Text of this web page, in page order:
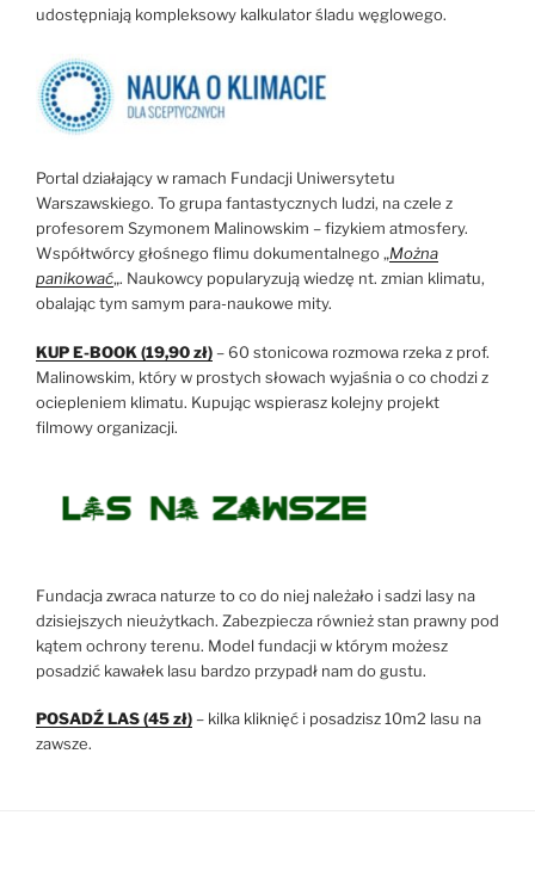
udostępniają kompleksowy kalkulator śladu węglowego.
Portal działający w ramach Fundacji Uniwersytetu
Warszawskiego. To grupa fantastycznych ludzi, na czele z
profesorem Szymonem Malinowskim – fizykiem atmosfery.
Współtwórcy głośnego flimu dokumentalnego „Można
panikować„. Naukowcy popularyzują wiedzę nt. zmian klimatu,
obalając tym samym para-naukowe mity.
KUP E-BOOK (19,90 zł)– 60 stonicowa rozmowa rzeka z prof.
Malinowskim, który w prostych słowach wyjaśnia o co chodzi z
ociepleniem klimatu. Kupując wspierasz kolejny projekt
filmowy organizacji.
Fundacja zwraca naturze to co do niej należało i sadzi lasy na
dzisiejszych nieużytkach. Zabezpiecza również stan prawny pod
kątem ochrony terenu. Model fundacji w którym możesz
posadzić kawałek lasu bardzo przypadł nam do gustu.
POSADŹ LAS (45 zł)– kilka kliknięć i posadzisz 10m2 lasu na
zawsze.